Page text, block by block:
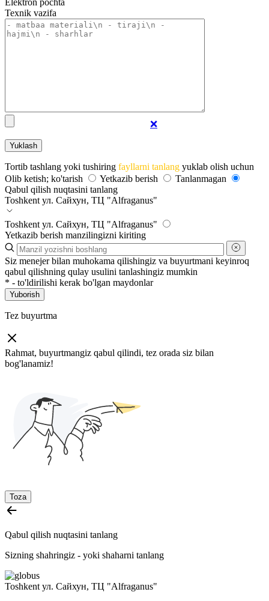
Elektron pochta
Texnik vazifa
❌
Tortib tashlang yoki tushiring fayllarni tanlang yuklab olish uchun
Olib ketish; ko'tarish
Yetkazib berish
Tanlanmagan
Qabul qilish nuqtasini tanlang
Toshkent ул. Сайхун, ТЦ "Alfraganus"
Toshkent ул. Сайхун, ТЦ "Alfraganus"
Yetkazib berish manzilingizni kiriting
Siz menejer bilan muhokama qilishingiz va buyurtmani keyinroq
qabul qilishning qulay usulini tanlashingiz mumkin
* - to'ldirilishi kerak bo'lgan maydonlar
Yuborish
Tez buyurtma
Rahmat, buyurtmangiz qabul qilindi, tez orada siz bilan
bog'lanamiz!
Toza
Qabul qilish nuqtasini tanlang
Sizning shahringiz - yoki shaharni tanlang
Toshkent ул. Сайхун, ТЦ "Alfraganus"